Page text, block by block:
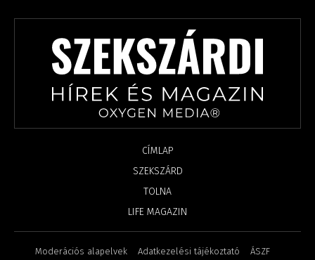
CÍMLAP
SZEKSZÁRD
TOLNA
LIFE MAGAZIN
Moderációs alapelvek Adatkezelési tájékoztató ÁSZF